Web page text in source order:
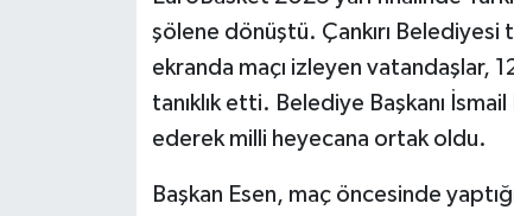
şölene dönüştü. Çankırı Belediyesi
ekranda maçı izleyen vatandaşlar,
tanıklık etti. Belediye Başkanı
ederek milli heyecana ortak oldu.
Başkan Esen, maç öncesinde